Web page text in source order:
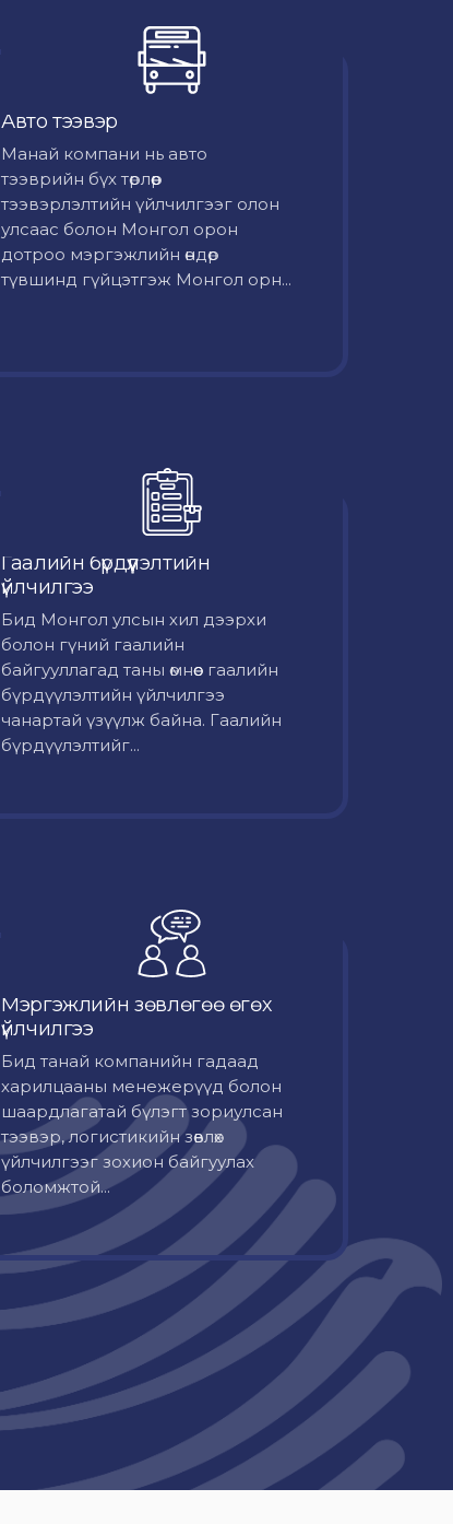
Авто тээвэр
Mанай компани нь авто
тээврийн бүх төрлөөр
тээвэрлэлтийн үйлчилгээг олон
улсаас болон Монгол орон
дотроо мэргэжлийн өндөр
түвшинд гүйцэтгэж Монгол орн...
Гаалийн бүрдүүлэлтийн
үйлчилгээ
Бид Монгол улсын хил дээрхи
болон гүний гаалийн
байгууллагад таны өмнөөс гаалийн
бүрдүүлэлтийн үйлчилгээ
чанартай үзүүлж байна. Гаалийн
бүрдүүлэлтийг...
Мэргэжлийн зөвлөгөө өгөх
үйлчилгээ
Бид танай компанийн гадаад
харилцааны менежерүүд болон
шаардлагатай бүлэгт зориулсан
тээвэр, логистикийн зөвлөх
үйлчилгээг зохион байгуулах
боломжтой...